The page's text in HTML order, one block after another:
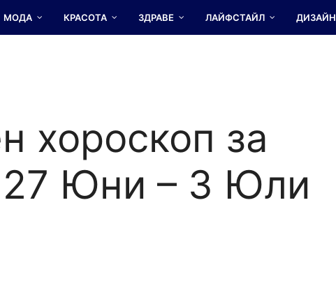
МОДА КРАСОТА ЗДРАВЕ ЛАЙФСТАЙЛ ДИЗАЙН
хороскоп за
27 Юни – 3 Юли